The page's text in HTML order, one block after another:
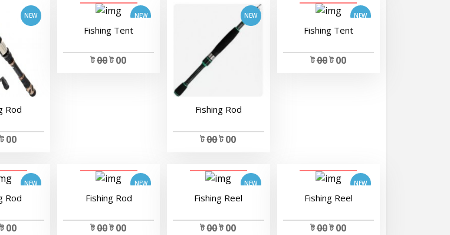
Rod
00
Fishing Tent
ট00ট 00
Fishing Rod
ট00ট 00
Fishing Tent
ট00ট 00
Rod
00
Fishing Rod
ট00ট 00
Fishing Reel
ট00ট 00
Fishing Reel
ট00ট 00